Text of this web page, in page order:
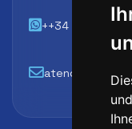
++34 648 45 44